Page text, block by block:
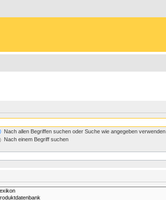
Nach allen Begriffen suchen oder Suche wie angegeben verwenden
Nach einem Begriff suchen